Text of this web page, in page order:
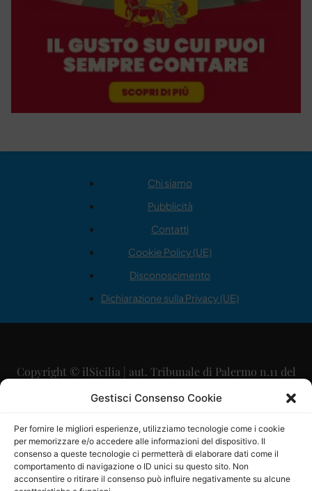
Gestisci Consenso Cookie
Per fornire le migliori esperienze, utilizziamo tecnologie come i cookie
per memorizzare e/o accedere alle informazioni del dispositivo. Il
consenso a queste tecnologie ci permetterà di elaborare dati come il
comportamento di navigazione o ID unici su questo sito. Non
acconsentire o ritirare il consenso può influire negativamente su alcune
Chi siamo
Pubblicità
Contatti
Cookie Policy (UE)
Disconoscimento
Dichiarazione sulla Privacy (UE)
Copyright © ilSicilia | aut. Tribunale di Palermo n.11 del
29/09/2015
Direttore Editoriale: Maurizio Scaglione
Direttore Responsabile: Maria Calabrese